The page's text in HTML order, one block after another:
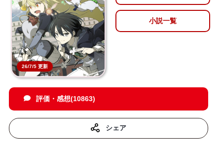
26/7/5 更新
小説一覧
評価・感想(10863)
シェア